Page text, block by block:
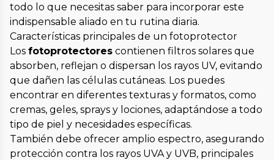
todo lo que necesitas saber para incorporar este
indispensable aliado en tu rutina diaria.
Características principales de un fotoprotector
Los fotoprotectores contienen filtros solares que
absorben, reflejan o dispersan los rayos UV, evitando
que dañen las células cutáneas. Los puedes
encontrar en diferentes texturas y formatos, como
cremas, geles, sprays y lociones, adaptándose a todo
tipo de piel y necesidades específicas.
También debe ofrecer amplio espectro, asegurando
protección contra los rayos UVA y UVB, principales